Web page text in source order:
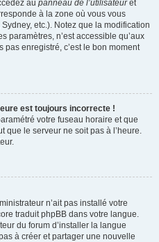
au panneau de l’utilisateuret
à la zone où vous vous
etc.). Notez que la modification
paramètres, n’est accessible qu’aux
pas enregistré, c’est le bon moment
est toujours incorrecte !
votre fuseau horaire et que
que le serveur ne soit pas à l’heure.
n’ait pas installé votre
traduit phpBB dans votre langue.
du forum d’installer la langue
à créer et partager une nouvelle